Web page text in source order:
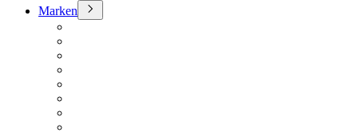
Marken